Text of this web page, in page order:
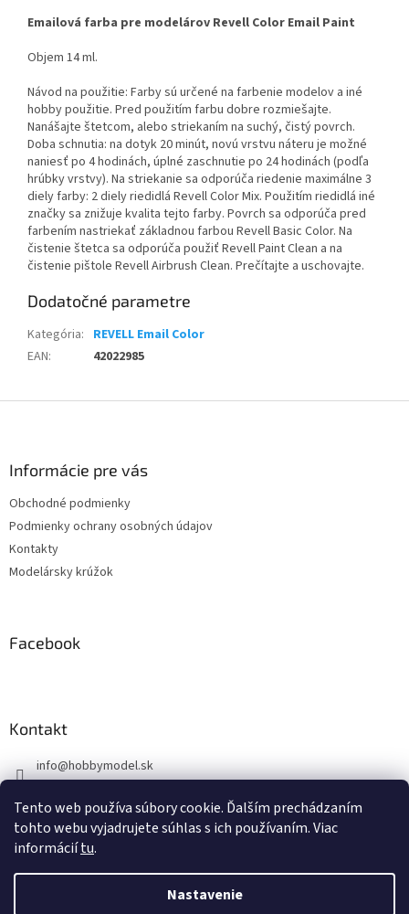
Tento web používa súbory cookie. Ďalším prechádzaním
tohto webu vyjadrujete súhlas s ich používaním. Viac
informáciítu.
Nastavenie
Emailová farba pre modelárov Revell Color Email Paint
Objem 14 ml.
Návod na použitie: Farby sú určené na farbenie modelov a iné
hobby použitie. Pred použitím farbu dobre rozmiešajte.
Nanášajte štetcom, alebo striekaním na suchý, čistý povrch.
Doba schnutia: na dotyk 20 minút, novú vrstvu náteru je možné
naniesť po 4 hodinách, úplné zaschnutie po 24 hodinách (podľa
hrúbky vrstvy). Na striekanie sa odporúča riedenie maximálne 3
diely farby: 2 diely riedidlá Revell Color Mix. Použitím riedidlá iné
značky sa znižuje kvalita tejto farby. Povrch sa odporúča pred
farbením nastriekať základnou farbou Revell Basic Color. Na
čistenie štetca sa odporúča použiť Revell Paint Clean a na
čistenie pištole Revell Airbrush Clean. Prečítajte a uschovajte.
Dodatočné parametre
Kategória: REVELL Email Color
EAN: 42022985
Informácie pre vás
Obchodné podmienky
Podmienky ochrany osobných údajov
Kontakty
Modelársky krúžok
Facebook
Kontakt
info@hobbymodel.sk
https://www.facebook.com/skhobbymodel
Vytvoril Shoptet